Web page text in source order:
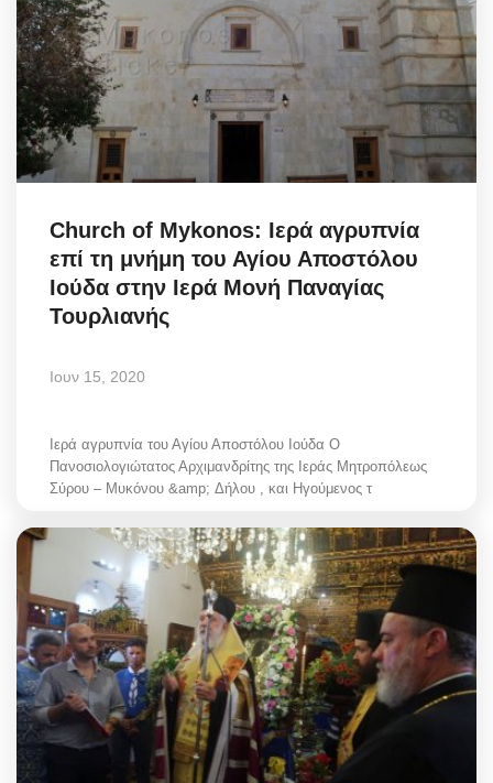
Church of Mykonos: Ιερά αγρυπνία
επί τη μνήμη του Αγίου Αποστόλου
Ιούδα στην Ιερά Μονή Παναγίας
Τουρλιανής
Ιουν 15, 2020
Ιερά αγρυπνία του Αγίου Αποστόλου Ιούδα Ο
Πανοσιολογιώτατος Αρχιμανδρίτης της Ιεράς Μητροπόλεως
Σύρου – Μυκόνου &amp; Δήλου , και Ηγούμενος τ